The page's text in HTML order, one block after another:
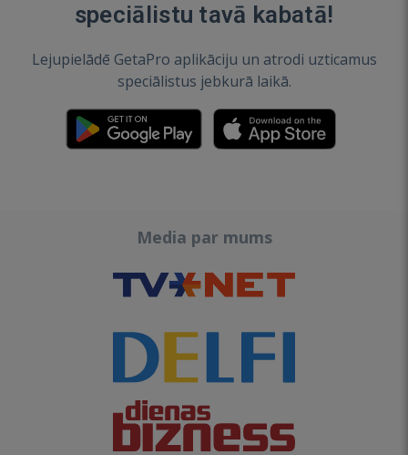
speciālistu tavā kabatā!
Lejupielādē GetaPro aplikāciju un atrodi uzticamus
speciālistus jebkurā laikā.
Media par mums